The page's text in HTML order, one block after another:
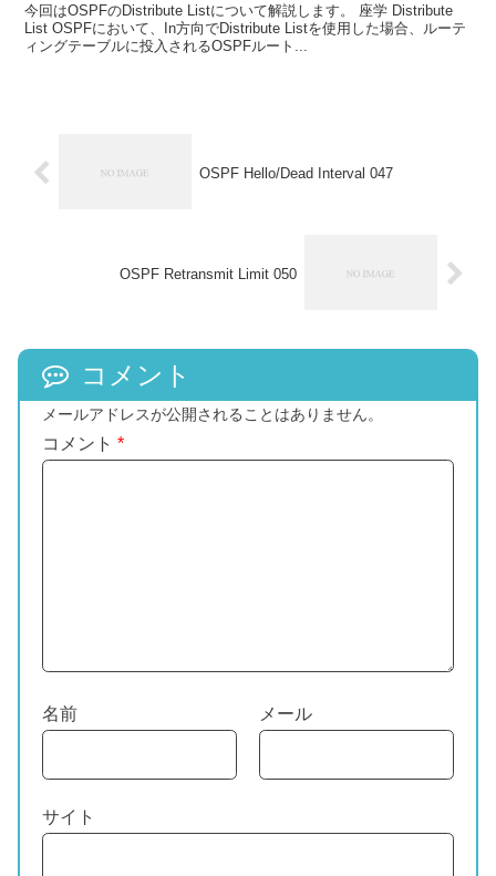
今回はOSPFのDistribute Listについて解説します。 座学 Distribute
List OSPFにおいて、In方向でDistribute Listを使用した場合、ルーテ
ィングテーブルに投入されるOSPFルート...
OSPF Hello/Dead Interval 047
OSPF Retransmit Limit 050
コメント
メールアドレスが公開されることはありません。
コメント *
名前 メール
サイト